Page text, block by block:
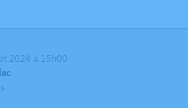
2024 à 15h00